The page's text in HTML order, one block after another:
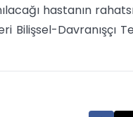
hastanın
Bilişsel-Davranışçı